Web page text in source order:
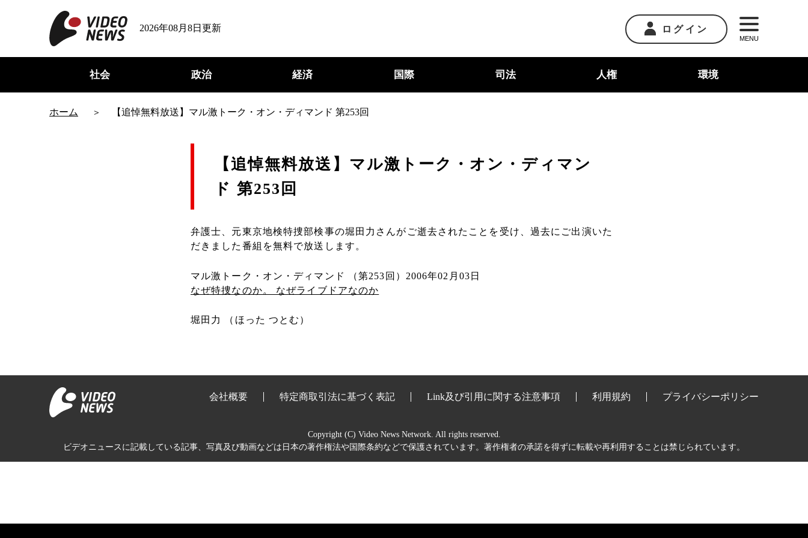
2026年08月8日更新 ログイン
MENU
社会 政治 経済 国際 司法 人権 環境
ホーム 【追悼無料放送】マル激トーク・オン・ディマンド 第253回
【追悼無料放送】マル激トーク・オン・ディマン
ド 第253回
弁護士、元東京地検特捜部検事の堀田力さんがご逝去されたことを受け、過去にご出演いた
だきました番組を無料で放送します。
マル激トーク・オン・ディマンド （第253回）2006年02月03日
なぜ特捜なのか。 なぜライブドアなのか
堀田力 （ほった つとむ）
会社概要 特定商取引法に基づく表記 Link及び引用に関する注意事項 利用規約 プライバシーポリシー
Copyright (C) Video News Network. All rights reserved.
ビデオニュースに記載している記事、写真及び動画などは日本の著作権法や国際条約などで保護されています。著作権者の承諾を得ずに転載や再利用することは禁じられています。